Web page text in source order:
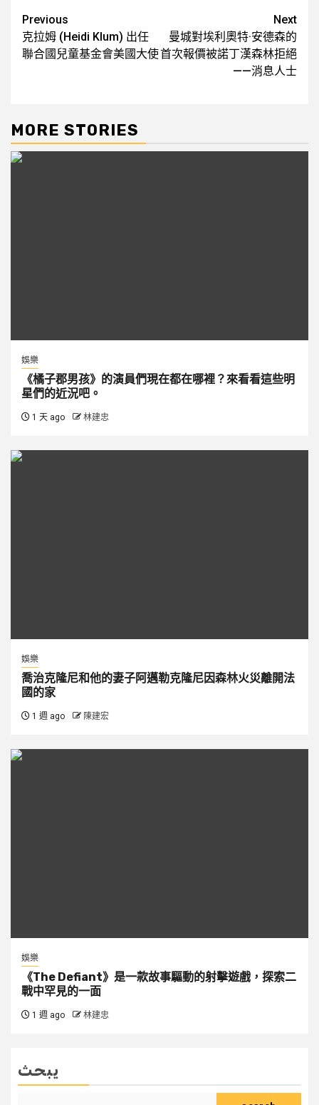
Post
navigation
Previous
克拉姆 (Heidi Klum) 出任
聯合國兒童基金會美國大使
Next
曼城對埃利奧特·安德森的
首次報價被諾丁漢森林拒絕
——消息人士
MORE STORIES
娛樂
《橘子郡男孩》的演員們現在都在哪裡？來看看這些明
星們的近況吧。
1 天 ago 林建忠
娛樂
喬治克隆尼和他的妻子阿邁勒克隆尼因森林火災離開法
國的家
1 週 ago 陳建宏
娛樂
《The Defiant》是一款故事驅動的射擊遊戲，探索二
戰中罕見的一面
1 週 ago 林建忠
يبحث